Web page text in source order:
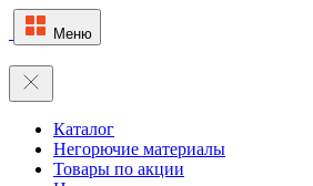
Меню
Каталог
Негорючие материалы
Товары по акции